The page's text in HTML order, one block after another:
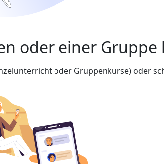
oder einer Gruppe
oder Gruppenkurse) oder